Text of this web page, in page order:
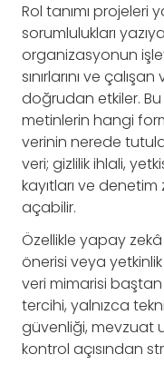
Rol tanımı projeleri
sorumlulukları
organizasyonun
sınırlarını ve
doğrudan etkiler.
metinlerin hangi
verinin nerede
veri; gizlilik ihlali,
kayıtları ve
açabilir.
Özellikle yapay
önerisi veya
veri mimarisi baştan
tercihi, yalnızca
güvenliği, mevzuat
kontrol açısından